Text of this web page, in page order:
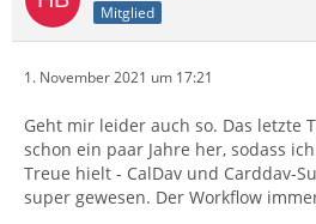
Mitglied
1. November 2021 um 17:21
Geht mir leider auch so. Das letzte
schon ein paar Jahre her, sodass
Treue hielt - CalDav und Carddav-
super gewesen. Der Workflow